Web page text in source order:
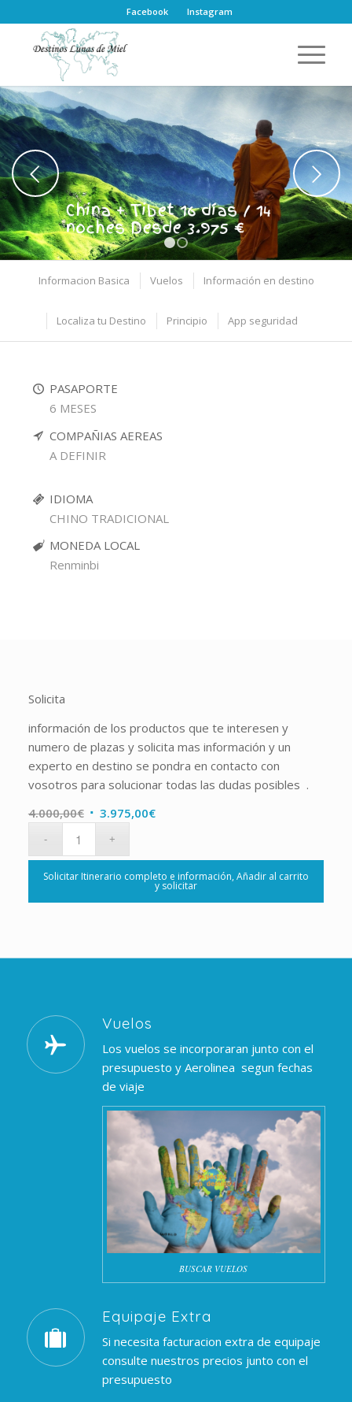
Facebook Instagram
China + Tibet 16 días / 14
noches Desde 3.975 €
Posterior
1 2
Informacion Basica Vuelos Información en destino
Localiza tu Destino Principio App seguridad
PASAPORTE
6 MESES
COMPAÑIAS AEREAS
A DEFINIR
IDIOMA
CHINO TRADICIONAL
MONEDA LOCAL
Renminbi
Solicita
información de los productos que te interesen y
numero de plazas y solicita mas información y un
experto en destino se pondra en contacto con
vosotros para solucionar todas las dudas posibles .
4.000,00€ 3.975,00€
Solicitar Itinerario completo e información, Añadir al carrito
y solicitar
Vuelos
Los vuelos se incorporaran junto con el
presupuesto y Aerolinea segun fechas
de viaje
BUSCAR VUELOS
Equipaje Extra
Si necesita facturacion extra de equipaje
consulte nuestros precios junto con el
presupuesto